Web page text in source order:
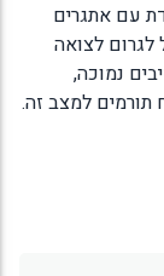
עם אתגרים
לגרום לצואה
נמוכה,
תורמים למצב זה.